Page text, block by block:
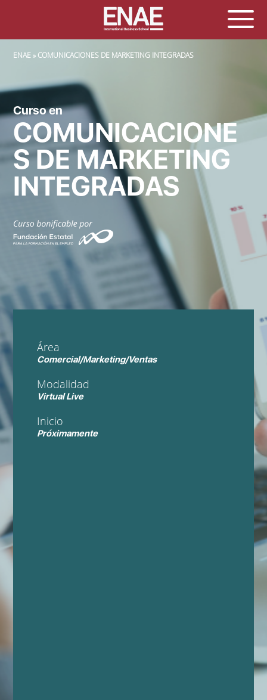
SOBRESCRIBIR ENLACES DE AYUDA A LA NAVEGACIÓN
ENAE COMUNICACIONES DE MARKETING INTEGRADAS
Curso en
COMUNICACIONE
S DE MARKETING
INTEGRADAS
Área
Comercial/Marketing/Ventas
Modalidad
Virtual Live
Inicio
Próximamente